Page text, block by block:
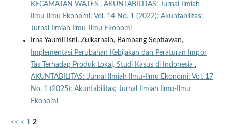
KECAMATAN WATES , AKUNTABILITAS: Jurnal Ilmiah
Ilmu-Ilmu Ekonomi: Vol. 14 No. 1 (2022): Akuntabilitas:
Jurnal Ilmiah Ilmu-Ilmu Ekonomi
Irna Yaumil Isni, Zulkarnain, Bambang Septiawan,
Implementasi Perubahan Kebijakan dan Peraturan Impor
Tas Terhadap Produk Lokal, Studi Kasus di Indonesia ,
AKUNTABILITAS: Jurnal Ilmiah Ilmu-Ilmu Ekonomi: Vol. 17
No. 1 (2025): Akuntabilitas; Jurnal Ilmiah Ilmu-Ilmu
Ekonomi
<< < 1 2